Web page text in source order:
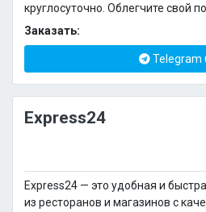
круглосуточно. Облегчите свой
Заказать:
Telegram
Express24
Express24 — это удобная и
из ресторанов и магазинов с